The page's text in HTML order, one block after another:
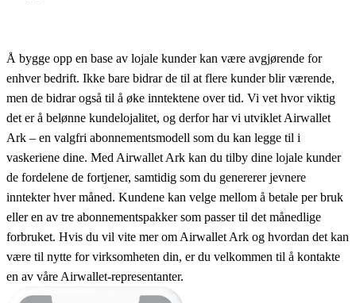
Å bygge opp en base av lojale kunder kan være avgjørende for
enhver bedrift. Ikke bare bidrar de til at flere kunder blir værende,
men de bidrar også til å øke inntektene over tid. Vi vet hvor viktig
det er å belønne kundelojalitet, og derfor har vi utviklet Airwallet
Ark – en valgfri abonnementsmodell som du kan legge til i
vaskeriene dine. Med Airwallet Ark kan du tilby dine lojale kunder
de fordelene de fortjener, samtidig som du genererer jevnere
inntekter hver måned. Kundene kan velge mellom å betale per bruk
eller en av tre abonnementspakker som passer til det månedlige
forbruket. Hvis du vil vite mer om Airwallet Ark og hvordan det kan
være til nytte for virksomheten din, er du velkommen til å kontakte
en av våre Airwallet-representanter.